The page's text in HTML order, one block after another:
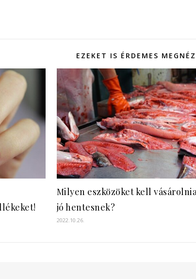
EZEKET IS ÉRDEMES
Milyen eszközöket kell
jó hentesnek?
2022.10.26.